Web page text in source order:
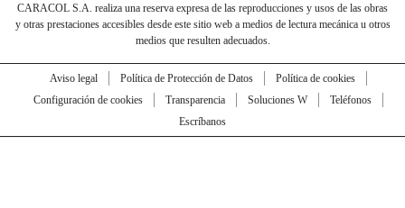
CARACOL S.A. realiza una reserva expresa de las reproducciones y usos de las obras
y otras prestaciones accesibles desde este sitio web a medios de lectura mecánica u otros
medios que resulten adecuados.
Aviso legal Política de Protección de Datos
Política de cookies
Configuración de cookies
Transparencia Soluciones W
Teléfonos
Escríbanos